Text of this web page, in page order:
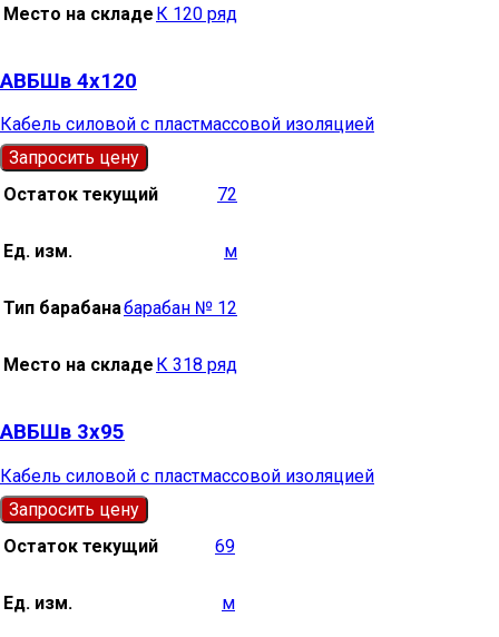
Место на складе К 120 ряд
АВБШв 4х120
Кабель силовой с пластмассовой изоляцией
Запросить цену
Остаток текущий
72
Ед. изм. м
Тип барабанабарабан № 12
Место на складе К 318 ряд
АВБШв 3х95
Кабель силовой с пластмассовой изоляцией
Запросить цену
Остаток текущий
69
Ед. изм. м